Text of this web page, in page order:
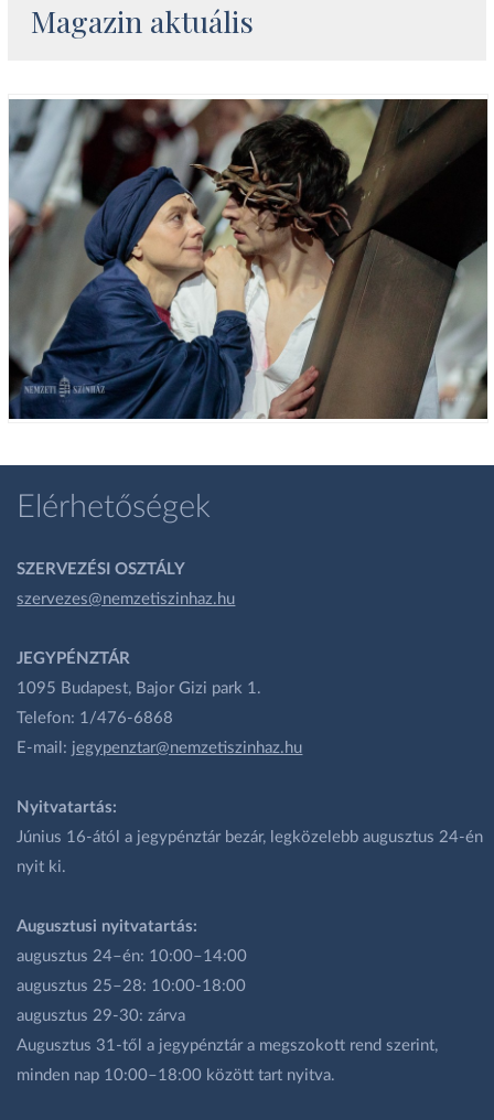
Magazin aktuális
Elérhetőségek
SZERVEZÉSI OSZTÁLY
szervezes@nemzetiszinhaz.hu
JEGYPÉNZTÁR
1095 Budapest, Bajor Gizi park 1.
Telefon: 1/476-6868
E-mail: jegypenztar@nemzetiszinhaz.hu
Nyitvatartás:
Június 16-ától a jegypénztár bezár, legközelebb augusztus 24-én
nyit ki.
Augusztusi nyitvatartás:
augusztus 24–én: 10:00–14:00
augusztus 25–28: 10:00-18:00
augusztus 29-30: zárva
Augusztus 31-től a jegypénztár a megszokott rend szerint,
minden nap 10:00–18:00 között tart nyitva.